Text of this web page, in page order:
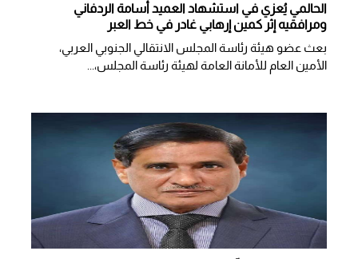
الحالمي يُعزي في استشهاد العميد أسامة الردفاني
ومرافقيه إثر كمين إرهابي غادر في خط العبر
بعث عضو هيئة رئاسة المجلس الانتقالي الجنوبي العربي،
الأمين العام للأمانة العامة لهيئة رئاسة المجلس،...